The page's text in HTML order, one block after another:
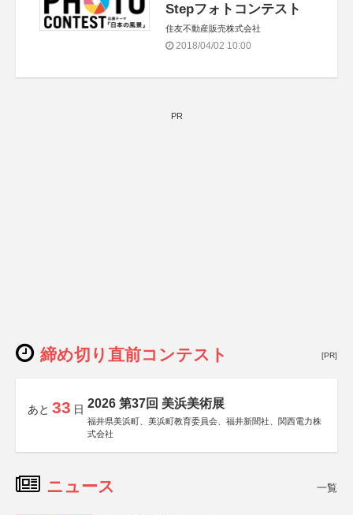
Stepフォトコンテスト
住友不動産販売株式会社
2018/04/02 10:00
PR
締め切り直前コンテスト [PR]
あと 33 日 2026 第37回 美浜美術展
福井県美浜町、美浜町教育委員会、福井新聞社、関西電力株
式会社
ニュース 一覧